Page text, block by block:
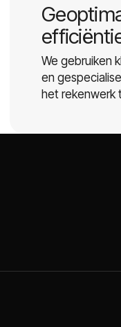
We gebruiken
en
het rekenwerk